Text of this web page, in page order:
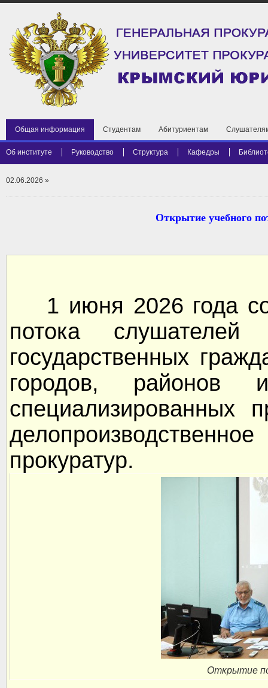
Общая информация
Об институте Руководство Структура Кафедры
Студентам Абитуриентам
02.06.2026 »
Открытие учебного
1 июня 2026 года
потока
государственных
городов,
специализированных
прокуратур.
Открытие